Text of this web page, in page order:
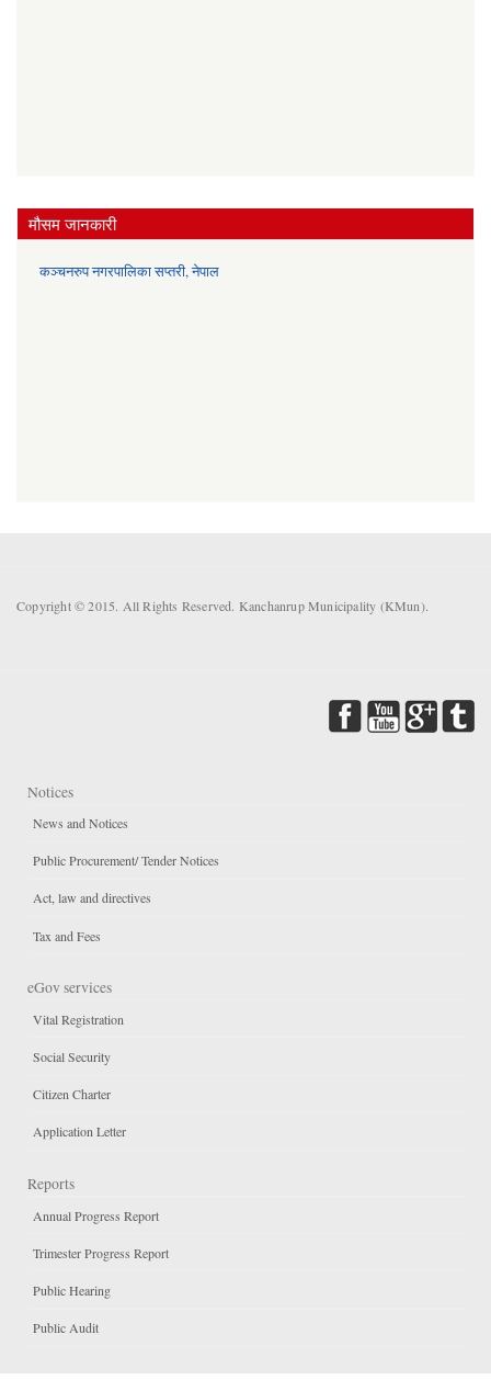
मौसम जानकारी
कञ्चनरुप नगरपालिका सप्तरी, नेपाल
Copyright © 2015. All Rights Reserved. Kanchanrup Municipality (KMun).
Notices
News and Notices
Public Procurement/ Tender Notices
Act, law and directives
Tax and Fees
eGov services
Vital Registration
Social Security
Citizen Charter
Application Letter
Reports
Annual Progress Report
Trimester Progress Report
Public Hearing
Public Audit